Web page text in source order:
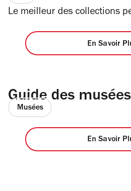
Le meilleur des collections
En Savoir
Guide des musées
Musées
En Savoir